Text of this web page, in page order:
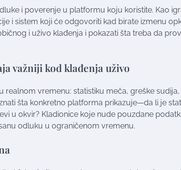
i poverenje u platformu koju koristite. Kao
i sistem koji će odgovoriti kad birate izmenu
i uživo klađenja i pokazati šta treba da
važniji kod klađenja uživo
realnom vremenu: statistiku meča, greške
šta konkretno platforma prikazuje—da li je
u okvir? Kladionice koje nude pouzdane
odluku u ograničenom vremenu.